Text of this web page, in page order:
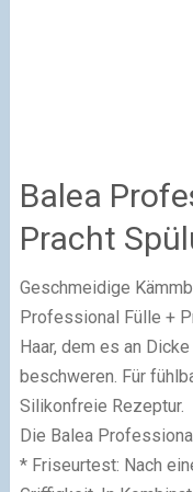
Balea
Pracht
Geschmeidige
Professional Fülle +
Haar, dem es an
beschweren. Für
Silikonfreie Rezeptur.
Die Balea
* Friseurtest: Nach